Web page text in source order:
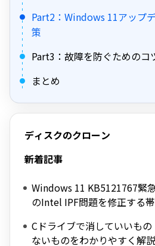
Part2：Windows 11アップ
策
Part3：故障を防ぐためのコ
まとめ
ディスクのクローン
新着記事
Windows 11 KB5121767緊
のIntel IPF問題を修正する
Cドライブで消していいも
ないものをわかりやすく解説